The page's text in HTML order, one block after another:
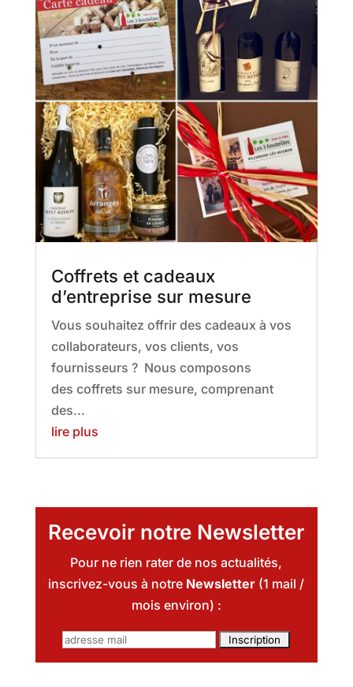
Coffrets et cadeaux
d’entreprise sur mesure
Vous souhaitez offrir des cadeaux à vos
collaborateurs, vos clients, vos
fournisseurs ? Nous composons
des coffrets sur mesure, comprenant
des...
lire plus
Recevoir notre Newsletter
Pour ne rien rater de nos actualités,
inscrivez-vous à notre Newsletter (1 mail /
mois environ) :